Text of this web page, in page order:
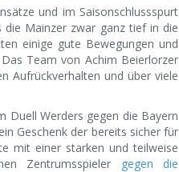
und im Saisonschlussspurt
die Mainzer zwar ganz tief in die
einige gute Bewegungen und
Team von Achim Beierlorzer
Aufrückverhalten und über viele
Duell Werders gegen die Bayern
Geschenk der bereits sicher für
mit einer starken und teilweise
Zentrumsspieler gegen die